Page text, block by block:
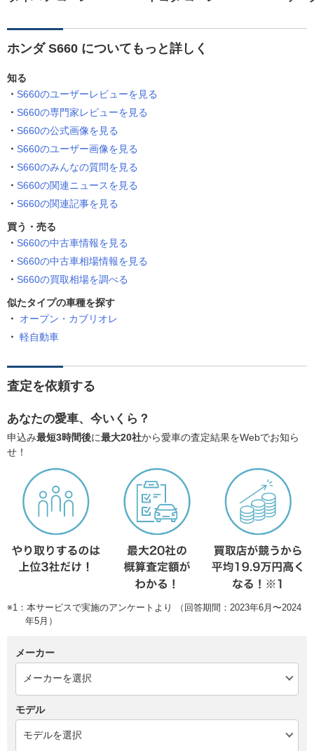
ホンダ S660 についてもっと詳しく
知る
S660のユーザーレビューを見る
S660の専門家レビューを見る
S660の公式画像を見る
S660のユーザー画像を見る
S660のみんなの質問を見る
S660の関連ニュースを見る
S660の関連記事を見る
買う・売る
S660の中古車情報を見る
S660の中古車相場情報を見る
S660の買取相場を調べる
似たタイプの車種を探す
オープン・カブリオレ
軽自動車
査定を依頼する
あなたの愛車、今いくら？
申込み最短3時間後に最大20社から愛車の査定結果をWebでお知ら
せ！
※1：本サービスで実施のアンケートより （回答期間：2023年6月〜2024
年5月）
メーカー
モデル